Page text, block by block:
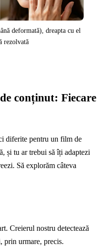
deformată), dreapta cu el
rezolvată
conținut: Fiecare
diferite pentru un film de
și tu ar trebui să îți adaptezi
Să explorăm câteva
Creierul nostru detectează
prin urmare, precis.